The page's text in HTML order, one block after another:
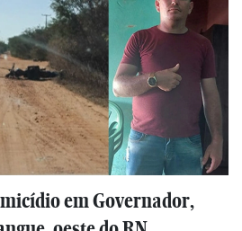
em Governador,